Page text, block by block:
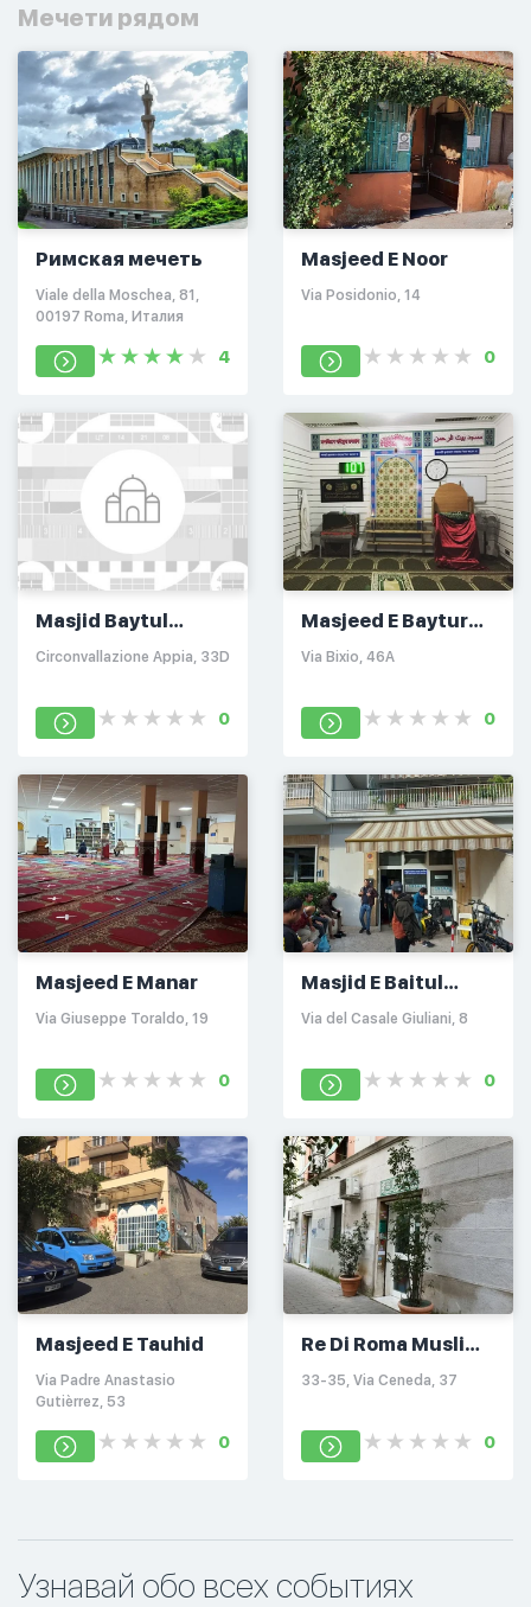
Мечети рядом
Римская мечеть
Viale della Moschea, 81,
00197 Roma, Италия
4
Masjeed E Noor
Via Posidonio, 14
0
Masjid Baytul
Mamur
Circonvallazione Appia, 33D
0
Masjeed E Baytur
Rahman
Via Bixio, 46A
0
Masjeed E Manar
Via Giuseppe Toraldo, 19
0
Masjid E Baitul
Aman
Via del Casale Giuliani, 8
0
Masjeed E Tauhid
Via Padre Anastasio
Gutièrrez, 53
0
Re Di Roma Muslim
Centre (RMC)
33-35, Via Ceneda, 37
0
Узнавай обо всех событиях